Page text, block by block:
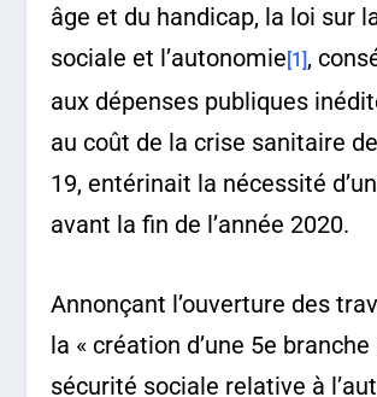
âge et du handicap, la loi sur
sociale et l’autonomie [1],
aux dépenses publiques
au coût de la crise sanitaire
19, entérinait la nécessité
avant la fin de l’année 2020.
Annonçant l’ouverture des
la « création d’une 5e branche
sécurité sociale relative à